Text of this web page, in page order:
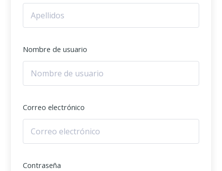
Nombre de usuario
Correo electrónico
Contraseña